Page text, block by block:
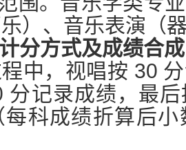
）、音乐表演（
计分方式及成绩合
，视唱按 30 分
分记录成绩，最
每科成绩折算后